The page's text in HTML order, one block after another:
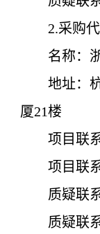
2.采购
名称：
地址：
厦21楼
项目联
项目联
质疑联
质疑联